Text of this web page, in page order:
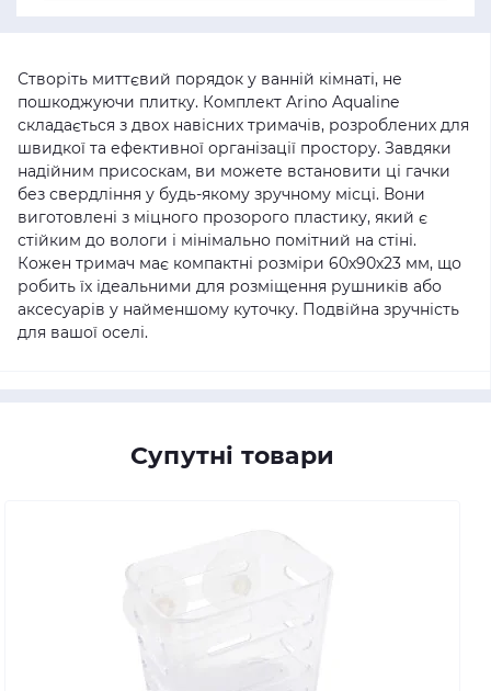
Створіть миттєвий порядок у ванній кімнаті, не
пошкоджуючи плитку. Комплект Arino Aqualine
складається з двох навісних тримачів, розроблених для
швидкої та ефективної організації простору. Завдяки
надійним присоскам, ви можете встановити ці гачки
без свердління у будь-якому зручному місці. Вони
виготовлені з міцного прозорого пластику, який є
стійким до вологи і мінімально помітний на стіні.
Кожен тримач має компактні розміри 60х90х23 мм, що
робить їх ідеальними для розміщення рушників або
аксесуарів у найменшому куточку. Подвійна зручність
для вашої оселі.
Супутні товари